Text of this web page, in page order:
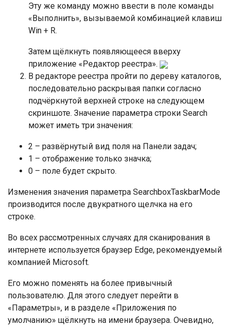
Эту же команду можно ввести в поле команды
«Выполнить», вызываемой комбинацией клавиш
Win + R.
Затем щёлкнуть появляющееся вверху
приложение «Редактор реестра».
В редакторе реестра пройти по дереву каталогов,
последовательно раскрывая папки согласно
подчёркнутой верхней строке на следующем
скриншоте. Значение параметра строки Search
может иметь три значения:
2 – развёрнутый вид поля на Панели задач;
1 – отображение только значка;
0 – поле будет скрыто.
Изменения значения параметра SearchboxTaskbarMode
производится после двукратного щелчка на его
строке.
Во всех рассмотренных случаях для сканирования в
интернете используется браузер Edge, рекомендуемый
компанией Microsoft.
Его можно поменять на более привычный
пользователю. Для этого следует перейти в
«Параметры», и в разделе «Приложения по
умолчанию» щёлкнуть на имени браузера. Очевидно,